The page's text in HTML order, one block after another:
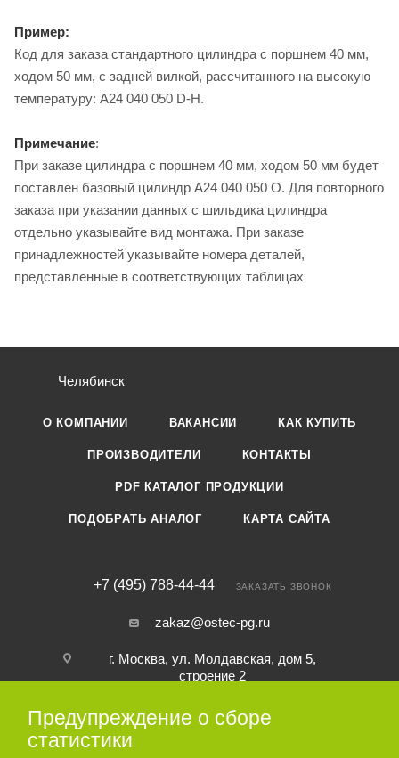
Пример:
Код для заказа стандартного цилиндра с поршнем 40 мм,
ходом 50 мм, с задней вилкой, рассчитанного на высокую
температуру: A24 040 050 D-H.
Примечание:
При заказе цилиндра с поршнем 40 мм, ходом 50 мм будет
поставлен базовый цилиндр A24 040 050 O. Для повторного
заказа при указании данных с шильдика цилиндра
отдельно указывайте вид монтажа. При заказе
принадлежностей указывайте номера деталей,
представленные в соответствующих таблицах
Челябинск
О КОМПАНИИ ВАКАНСИИ КАК КУПИТЬ
ПРОИЗВОДИТЕЛИ КОНТАКТЫ
PDF КАТАЛОГ ПРОДУКЦИИ
ПОДОБРАТЬ АНАЛОГ КАРТА САЙТА
+7 (495) 788-44-44 ЗАКАЗАТЬ ЗВОНОК
zakaz@ostec-pg.ru
г. Москва, ул. Молдавская, дом 5,
строение 2
ПОДПИСАТЬСЯ НА РАССЫЛКУ
Предупреждение о сборе
статистики